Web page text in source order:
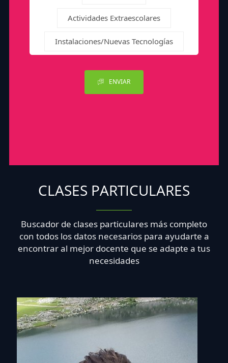
Actividades Extraescolares
Instalaciones/Nuevas Tecnologías
ENVIAR
CLASES PARTICULARES
Buscador de clases particulares más completo
con todos los datos necesarios para ayudarte a
encontrar al mejor docente que se adapte a tus
necesidades